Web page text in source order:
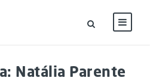
Natália Parente